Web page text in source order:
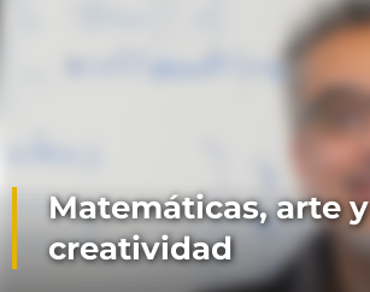
Matemáticas, arte y
creatividad